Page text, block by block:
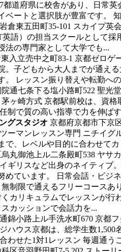
道府県に校舎があり、日常
ベートと選択肢が豊富です。
倉東五田町35-101 スカイプ英
語）の担当スクールとして
法の専門家として大学でも...
入立売中之町83-1 京都ゼロゲ
。子どもから大人までが通え
。 レッスン振り替えや転勤へ
通七条下る塩小路町522 聖光
ヶ崎方式 京都駅前校は、資
制で質の高い指導で力を伸ば
グスタジオ 京都府京都市下京
ーマンレッスン専門 ニチイ
、レベルや目的に合わせて
丸御池上ル二条殿町538 ヤサ
ギリスなど出身のネイティ
ています。 日常会話・ビジ
無制限で通えるフリーコースあ
カリキュラムでレッスンが
カッションで会話力を...
錦小路上ル手洗水町670 京都
ハウス京都は、総学生数
わせた1対1レッスン 毎週通う